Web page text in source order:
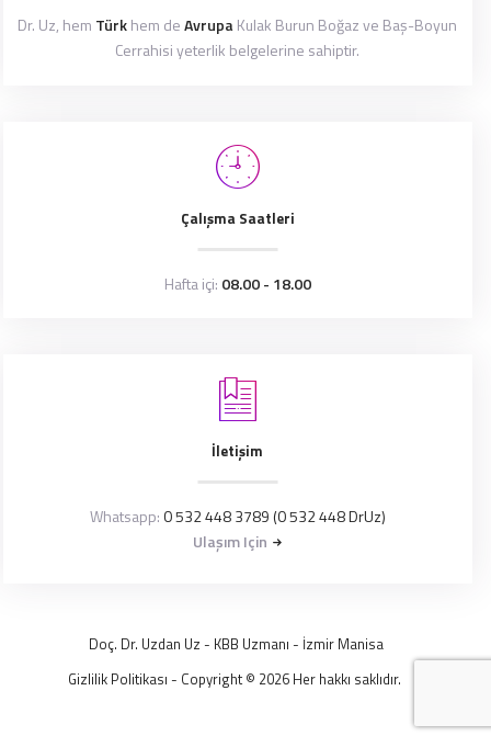
Dr. Uz, hem Türkhem deAvrupaKulak Burun Boğaz ve Baş-Boyun
Cerrahisi yeterlik belgelerine sahiptir.
Çalışma Saatleri
Hafta içi: 08.00 - 18.00
İletişim
Whatsapp: 0 532 448 3789 (0 532 448 DrUz)
Ulaşım Için
Doç. Dr. Uzdan Uz - KBB Uzmanı - İzmir Manisa
Gizlilik Politikası - Copyright © 2026 Her hakkı saklıdır.